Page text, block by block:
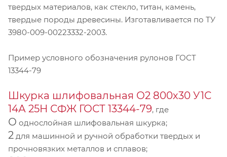
твердых материалов, как стекло, титан, камень,
твердые породы древесины. Изготавливается по ТУ
3980-009-00223332-2003.
Пример условного обозначения рулонов ГОСТ
13344-79
Шкурка шлифовальная О2 800х30 У1С
14А 25Н СФЖ ГОСТ 13344-79, где
О однослойная шлифовальная шкурка;
2 для машинной и ручной обработки твердых и
прочновязких металлов и сплавов;